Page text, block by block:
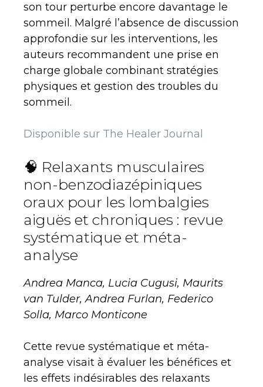
son tour perturbe encore davantage le
sommeil. Malgré l’absence de discussion
approfondie sur les interventions, les
auteurs recommandent une prise en
charge globale combinant stratégies
physiques et gestion des troubles du
sommeil.
Disponible sur The Healer Journal
🧠 Relaxants musculaires
non-benzodiazépiniques
oraux pour les lombalgies
aiguës et chroniques : revue
systématique et méta-
analyse
Andrea Manca, Lucia Cugusi, Maurits
van Tulder, Andrea Furlan, Federico
Solla, Marco Monticone
Cette revue systématique et méta-
analyse visait à évaluer les bénéfices et
les effets indésirables des relaxants